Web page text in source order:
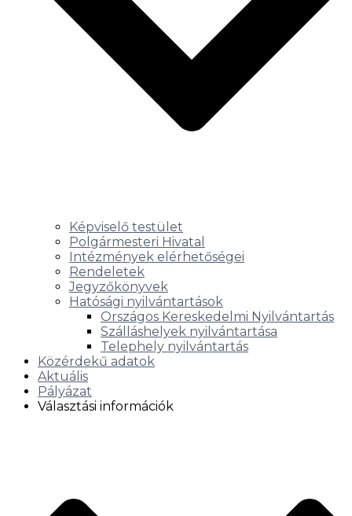
Képviselő testület
Polgármesteri Hivatal
Intézmények elérhetőségei
Rendeletek
Jegyzőkönyvek
Hatósági nyilvántartások
Országos Kereskedelmi Nyilvántartás
Szálláshelyek nyilvántartása
Telephely nyilvántartás
Közérdekű adatok
Aktuális
Pályázat
Választási információk